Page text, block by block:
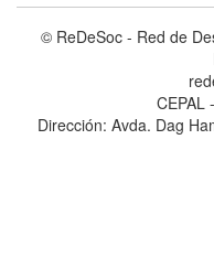
© ReDeSoc - Red de
CEPAL
Dirección: Avda. Dag